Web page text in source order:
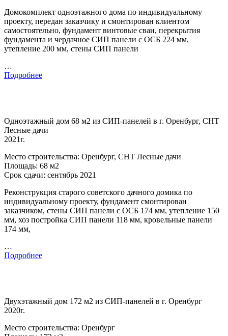
Домокомплект одноэтажного дома по индивидуальному
проекту, передан заказчику и смонтирован клиентом
самостоятельно, фундамент винтовые сваи, перекрытия
фундамента и чердачное СИП панели с ОСБ 224 мм,
утепление 200 мм, стены СИП панели
…
Подробнее
Одноэтажный дом 68 м2 из СИП-панелей в г. Оренбург, СНТ
Лесные дачи
2021г.
Место строительства: Оренбург, СНТ Лесные дачи
Площадь: 68 м2
Срок сдачи: сентябрь 2021
Реконструкция старого советского дачного домика по
индивидуальному проекту, фундамент смонтирован
заказчиком, стены СИП панели с ОСБ 174 мм, утепление 150
мм, хоз постройка СИП панели 118 мм, кровельные панели
174 мм,
…
Подробнее
Двухэтажный дом 172 м2 из СИП-панелей в г. Оренбург
2020г.
Место строительства: Оренбург